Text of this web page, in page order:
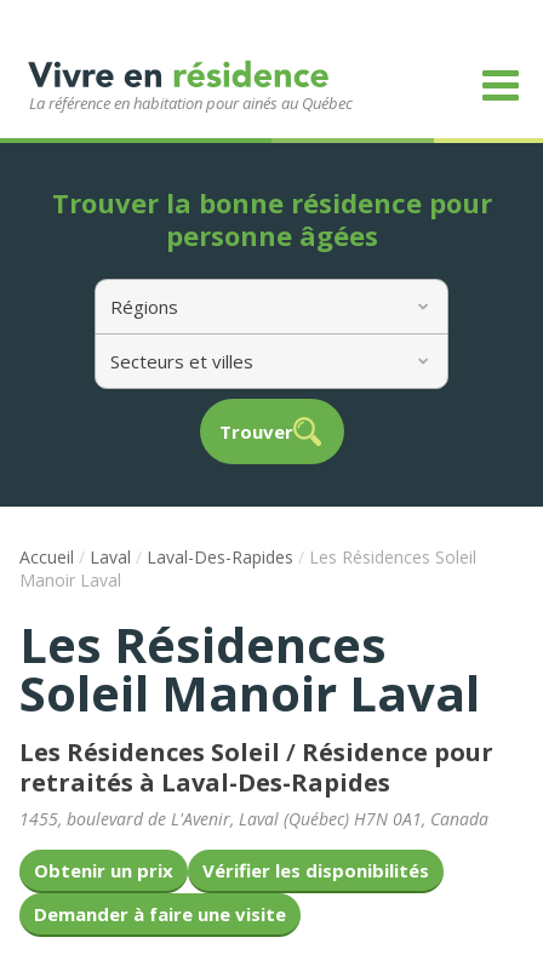
La référence en habitation pour ainés au Québec
Régions
Secteurs et villes
Trouver
Trouver la bonne résidence pour
personne âgées
Accueil / Laval / Laval-Des-Rapides / Les Résidences Soleil
Manoir Laval
Les Résidences
Soleil Manoir Laval
Les Résidences Soleil / Résidence pour
retraités à Laval-Des-Rapides
1455, boulevard de L'Avenir, Laval (Québec) H7N 0A1, Canada
Obtenir un prix
Vérifier les disponibilités
Demander à faire une visite